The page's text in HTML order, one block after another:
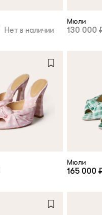
на обновления
Нет в наличии
Мюли
130 000
Мюли
165 000